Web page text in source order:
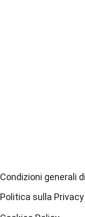
Politica sulla Privacy
Condizioni generali